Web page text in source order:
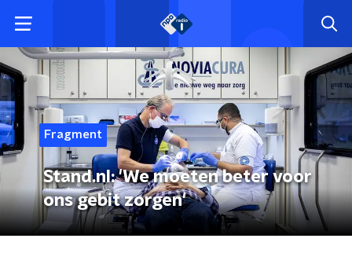
Fragment
Stand.nl: 'We moeten beter voor
ons gebit zorgen'